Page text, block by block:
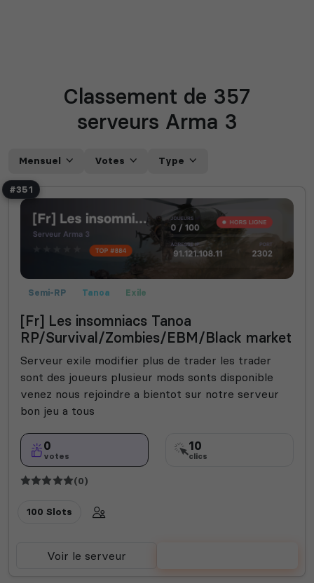
Classement de 357
serveurs Arma 3
Mensuel Votes Type
#351
Semi-RP Tanoa Exile
[Fr] Les insomniacs Tanoa
RP/Survival/Zombies/EBM/Black market
Serveur exile modifier plus de trader les trader
sont des joueurs plusieur mods sonts disponible
venez nous rejoindre a bientot sur notre serveur
bon jeu a tous
0
votes
10
clics
(0)
100 Slots
Voir le serveur